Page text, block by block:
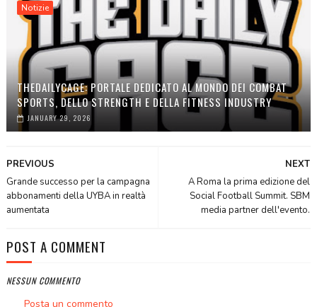
Notizie
THEDAILYCAGE: PORTALE DEDICATO AL MONDO DEI COMBAT
SPORTS, DELLO STRENGTH E DELLA FITNESS INDUSTRY
JANUARY 29, 2026
NEXT
A Roma la prima edizione del
Social Football Summit. SBM
media partner dell'evento.
PREVIOUS
Grande successo per la campagna
abbonamenti della UYBA in realtà
aumentata
POST A COMMENT
NESSUN COMMENTO
Posta un commento